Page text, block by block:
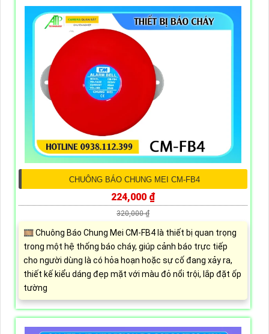
CHUÔNG BÁO CHUNG MEI CM-FB4
224,000 ₫
320,000 ₫
🎞 Chuông Báo Chung Mei CM-FB4 là thiết bị quan trọng
trong một hệ thống báo cháy, giúp cảnh báo trực tiếp
cho người dùng là có hỏa hoạn hoặc sự cố đang xảy ra,
thiết kế kiểu dáng đẹp mặt với màu đỏ nổi trội, lắp đặt ốp
tường